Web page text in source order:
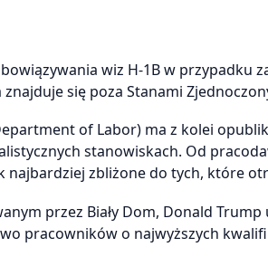
wiz H-1B w
znajduje się poza Stanami
of Labor) ma z kolei
stanowiskach. Od
najbardziej zbliżone do tych, które
przez Biały Dom, Donald
pracowników o najwyższych